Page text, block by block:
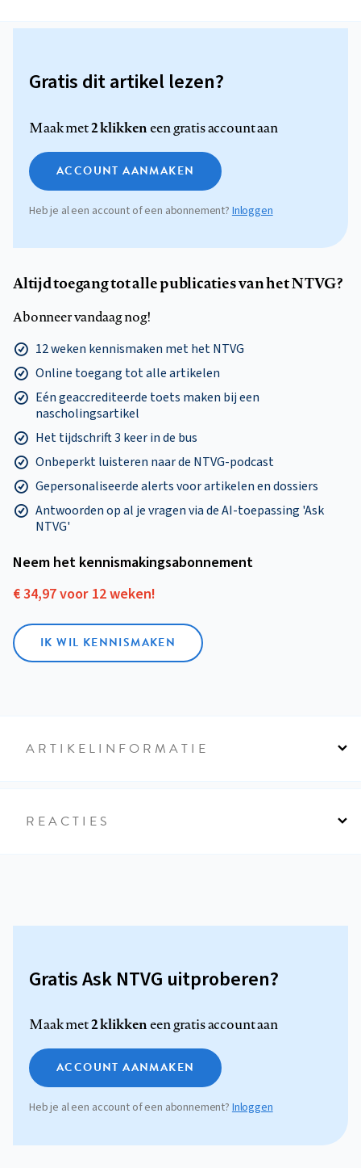
Gratis dit artikel lezen?
Maak met2 klikkeneen gratis account aan
ACCOUNT AANMAKEN
Heb je al een account of een abonnement? Inloggen
Altijd toegang tot alle publicaties van het NTVG?
Abonneer vandaag nog!
12 weken kennismaken met het NTVG
Online toegang tot alle artikelen
Eén geaccrediteerde toets maken bij een
nascholingsartikel
Het tijdschrift 3 keer in de bus
Onbeperkt luisteren naar de NTVG-podcast
Gepersonaliseerde alerts voor artikelen en dossiers
Antwoorden op al je vragen via de AI-toepassing 'Ask
NTVG'
Neem het kennismakings­abonnement
€ 34,97 voor 12 weken!
IK WIL KENNISMAKEN
ARTIKELINFORMATIE
REACTIES
Gratis Ask NTVG uitproberen?
Maak met2 klikkeneen gratis account aan
ACCOUNT AANMAKEN
Heb je al een account of een abonnement?Inloggen